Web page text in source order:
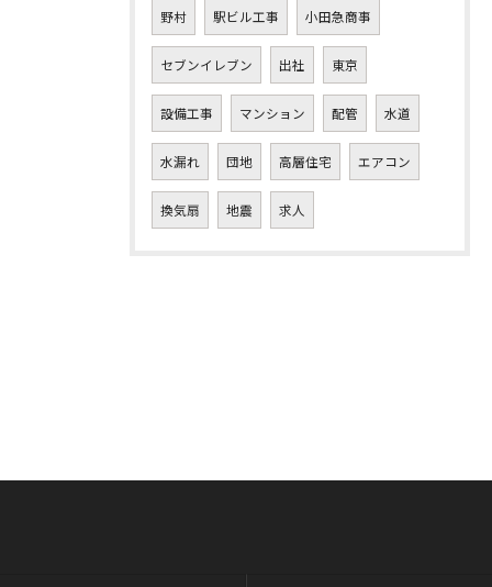
野村 駅ビル工事 小田急商事
セブンイレブン 出社 東京
設備工事 マンション 配管 水道
水漏れ 団地 高層住宅 エアコン
換気扇 地震 求人